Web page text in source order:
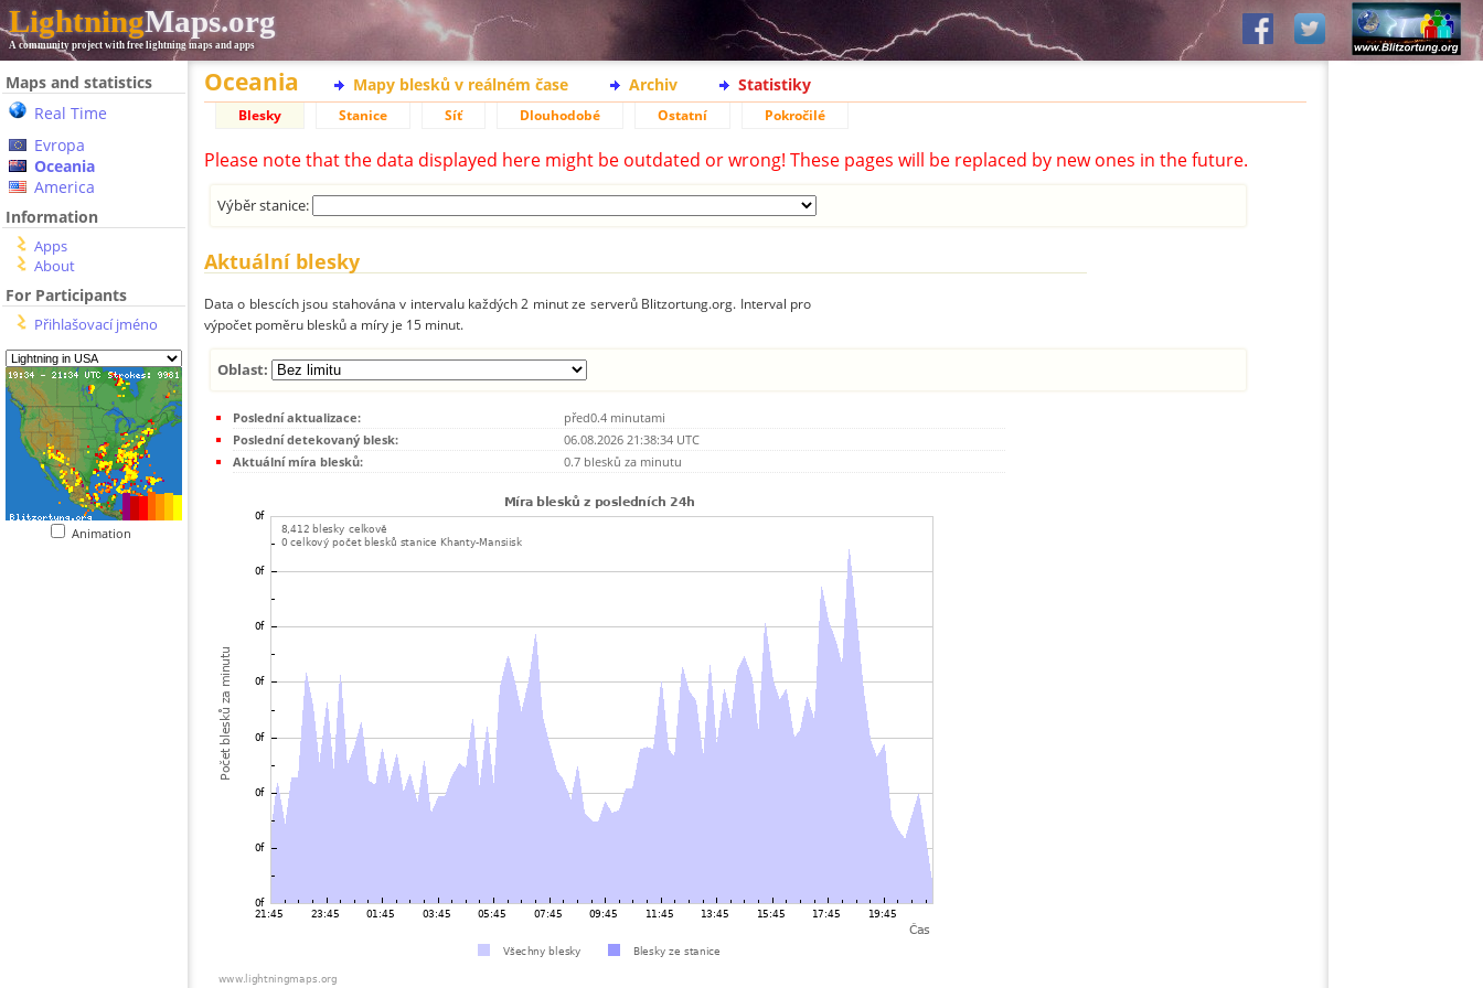
LightningMaps.org
A community project with free lightning maps and apps
Maps and statistics
Real Time
Evropa
Oceania
America
Information
Apps
About
For Participants
Přihlašovací jméno
Animation
Oceania Mapy blesků v reálném čase Archiv Statistiky
Blesky Stanice Síť Dlouhodobé Ostatní Pokročilé
Please note that the data displayed here might be outdated or wrong! These pages will be replaced by new ones in the future.
Výběr stanice:
Aktuální blesky
Data o blescích jsou stahována v intervalu každých 2 minut ze serverů Blitzortung.org. Interval pro
výpočet poměru blesků a míry je 15 minut.
Oblast:
Poslední aktualizace:
před0.4 minutami
Poslední detekovaný blesk:
06.08.2026 21:38:34 UTC
Aktuální míra blesků:
0.7 blesků za minutu